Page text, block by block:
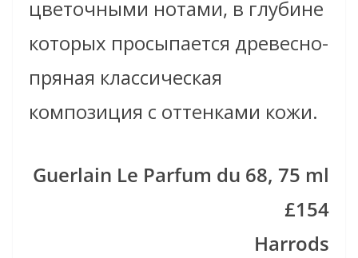
цветочными нотами, в глубине
которых просыпается древесно-
пряная классическая
композиция с оттенками кожи.
Guerlain Le Parfum du 68, 75 ml
£154
Harrods